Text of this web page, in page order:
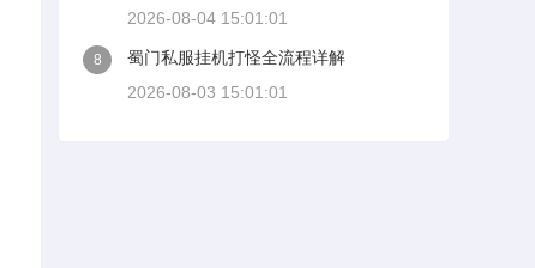
2026-08-04 15:01:01
8
蜀门私服挂机打怪全流程详解
2026-08-03 15:01:01